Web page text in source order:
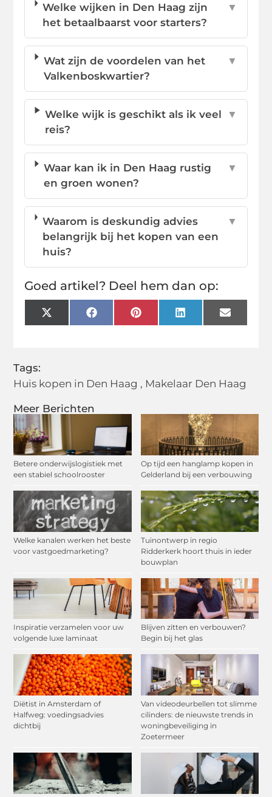
Meer Berichten
Betere onderwijslogistiek met
een stabiel schoolrooster
Op tijd een hanglamp kopen in
Gelderland bij een verbouwing
Welke kanalen werken het beste
voor vastgoedmarketing?
Tuinontwerp in regio
Ridderkerk hoort thuis in ieder
bouwplan
Inspiratie verzamelen voor uw
volgende luxe laminaat
Blijven zitten en verbouwen?
Begin bij het glas
Diëtist in Amsterdam of
Halfweg: voedingsadvies
dichtbij
Van videodeurbellen tot slimme
cilinders: de nieuwste trends in
woningbeveiliging in
Zoetermeer
Welke wijken in Den Haag zijn
het betaalbaarst voor starters?
▼
Wat zijn de voordelen van het
Valkenboskwartier?
▼
Welke wijk is geschikt als ik veel
reis?
▼
Waar kan ik in Den Haag rustig
en groen wonen?
▼
Waarom is deskundig advies
belangrijk bij het kopen van een
huis?
▼
Goed artikel? Deel hem dan op:
X
(Twitter)
FacebookPinterestLinkedInEmail
Tags:
Huis kopen in Den Haag , Makelaar Den Haag